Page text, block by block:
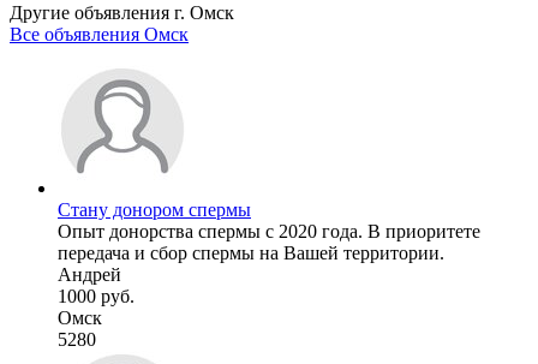
Другие объявления г. Омск
Все объявления Омск
Стану донором спермы
Опыт донорства спермы с 2020 года. В приоритете
передача и сбор спермы на Вашей территории.
Андрей
1000 руб.
Омск
5280